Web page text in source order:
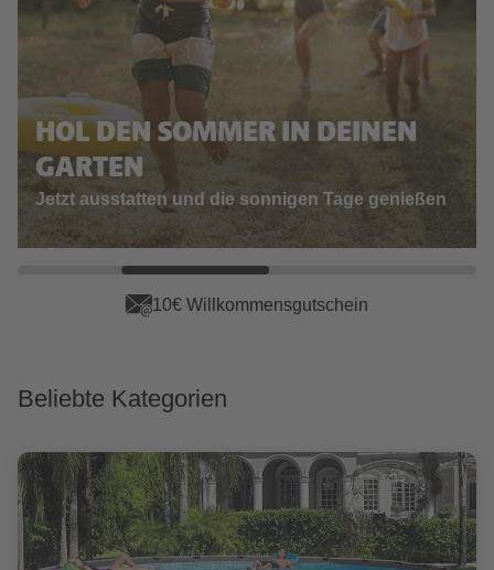
HOL DEN SOMMER IN DEINEN
GARTEN
Jetzt ausstatten und die sonnigen Tage genießen
App Vorteile sichern
Beliebte Kategorien